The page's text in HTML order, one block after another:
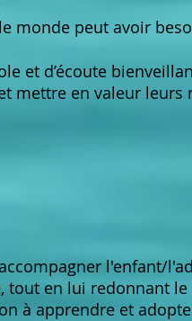
monde peut avoir
et d’écoute
mettre en valeur leurs
l'enfant/
tout en lui redonnant
à apprendre et